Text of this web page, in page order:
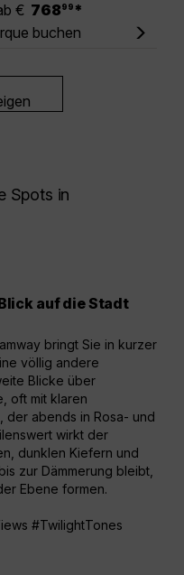
€ 768 99 *
buchen
Spots in
auf die Stadt
bringt Sie in kurzer
völlig andere
Blicke über
oft mit klaren
der abends in Rosa- und
wirkt der
dunklen Kiefern und
zur Dämmerung bleibt,
Ebene formen.
#TwilightTones